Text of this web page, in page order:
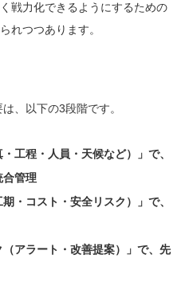
戦力化できるようにするための
れつつあります。
、以下の3段階です。
工程・人員・天候など）」で、
合管理
・コスト・安全リスク）」で、
アラート・改善提案）」で、先